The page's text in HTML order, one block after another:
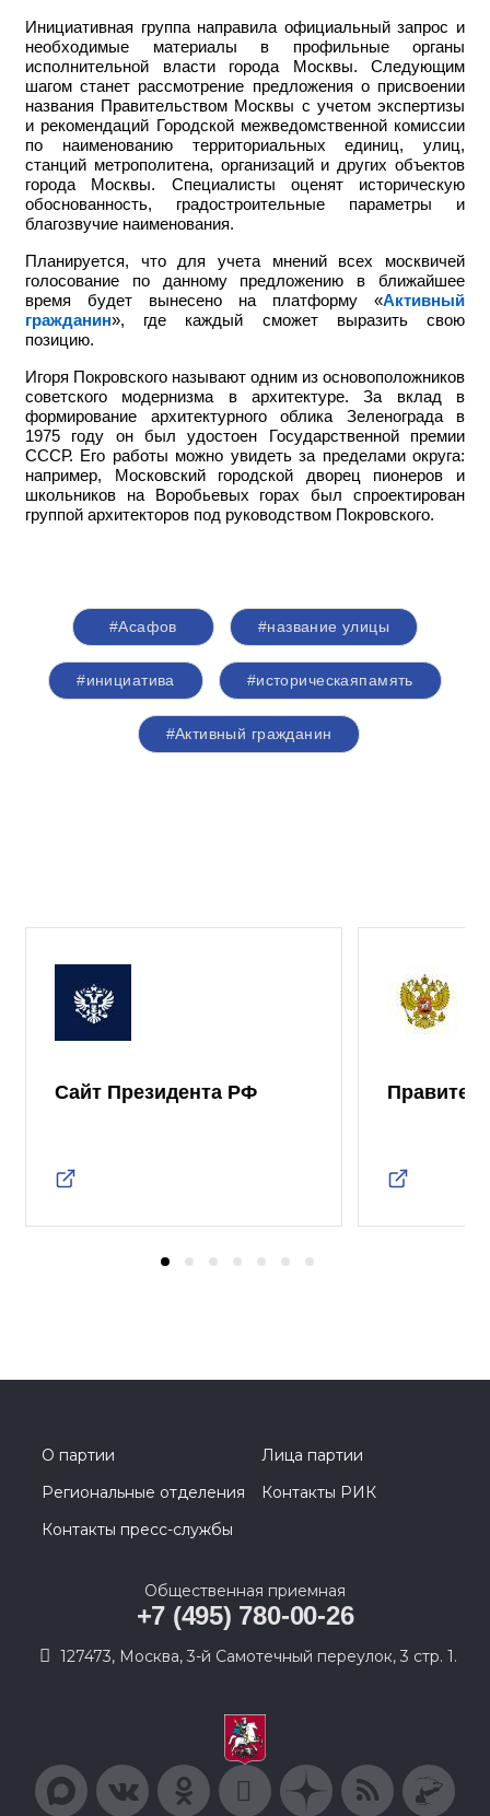
Инициативная группа направила официальный запрос и
необходимые материалы в профильные органы
исполнительной власти города Москвы. Следующим
шагом станет рассмотрение предложения о присвоении
названия Правительством Москвы с учетом экспертизы
и рекомендаций Городской межведомственной комиссии
по наименованию территориальных единиц, улиц,
станций метрополитена, организаций и других объектов
города Москвы. Специалисты оценят историческую
обоснованность, градостроительные параметры и
благозвучие наименования.
Планируется, что для учета мнений всех москвичей
голосование по данному предложению в ближайшее
время будет вынесено на платформу «Активный
гражданин», где каждый сможет выразить свою
позицию.
Игоря Покровского называют одним из основоположников
советского модернизма в архитектуре. За вклад в
формирование архитектурного облика Зеленограда в
1975 году он был удостоен Государственной премии
СССР. Его работы можно увидеть за пределами округа:
например,
Московский городской дворец пионеров и
школьников на Воробьевых горах был спроектирован
группой архитекторов под руководством Покровского.
#Асафов #название улицы
#инициатива #историческаяпамять
#Активный гражданин
Сайт Президента РФ
О партии
Лица партии
Региональные отделения
Контакты РИК
Контакты пресс-службы
Общественная приемная
+7 (495) 780-00-26
127473, Москва, 3-й Самотечный переулок, 3 стр. 1.